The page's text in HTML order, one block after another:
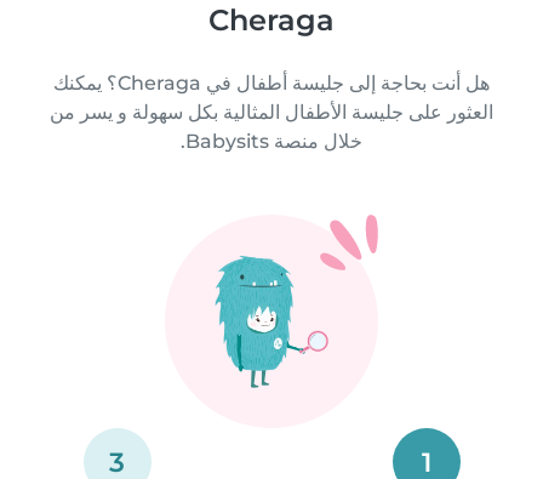
Cheraga
هل أنت بحاجة إلى جليسة أطفال في Cheraga؟ يمكنك
العثور على جليسة الأطفال المثالية بكل سهولة و يسر من
خلال منصة Babysits.
1
3